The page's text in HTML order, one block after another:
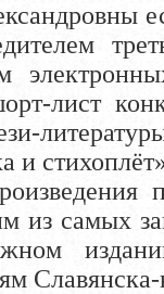
лист
из самых
издании